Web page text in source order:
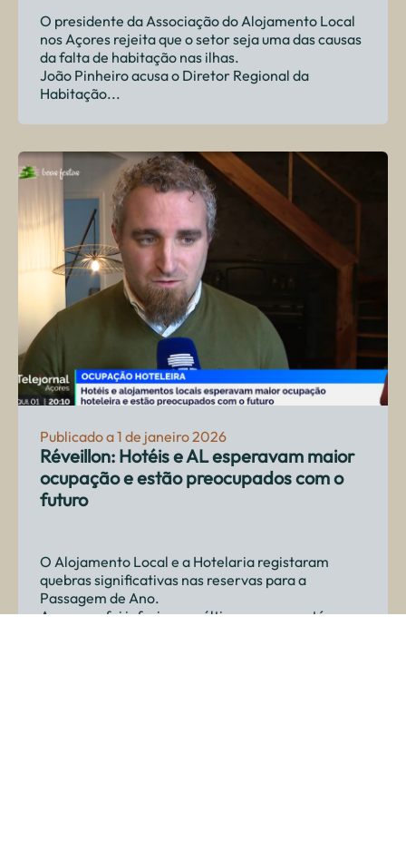
O presidente da Associação do Alojamento Local
nos Açores rejeita que o setor seja uma das causas
da falta de habitação nas ilhas.
João Pinheiro acusa o Diretor Regional da
Habitação...
Publicado a 1 de janeiro 2026
Réveillon: Hotéis e AL esperavam maior
ocupação e estão preocupados com o
futuro
O Alojamento Local e a Hotelaria registaram
quebras significativas nas reservas para a
Passagem de Ano.
A procura foi inferior aos últimos anos e está a